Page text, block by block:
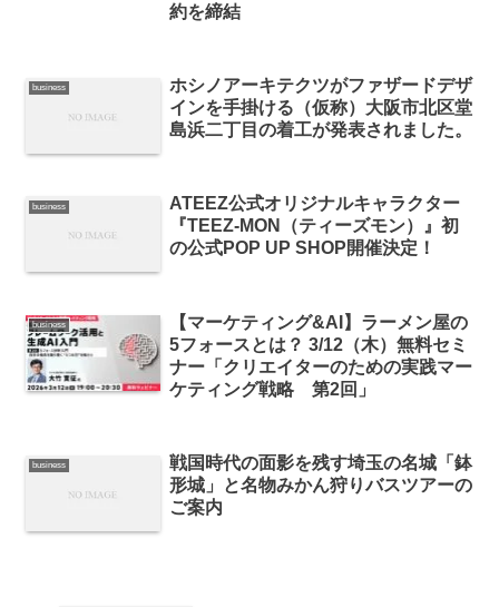
約を締結
business
ホシノアーキテクツがファザードデザ
インを手掛ける（仮称）大阪市北区堂
島浜二丁目の着工が発表されました。
business
ATEEZ公式オリジナルキャラクター
『TEEZ-MON（ティーズモン）』初
の公式POP UP SHOP開催決定！
business
【マーケティング&AI】ラーメン屋の
5フォースとは？ 3/12（木）無料セミ
ナー「クリエイターのための実践マー
ケティング戦略 第2回」
business
戦国時代の面影を残す埼玉の名城「鉢
形城」と名物みかん狩りバスツアーの
ご案内